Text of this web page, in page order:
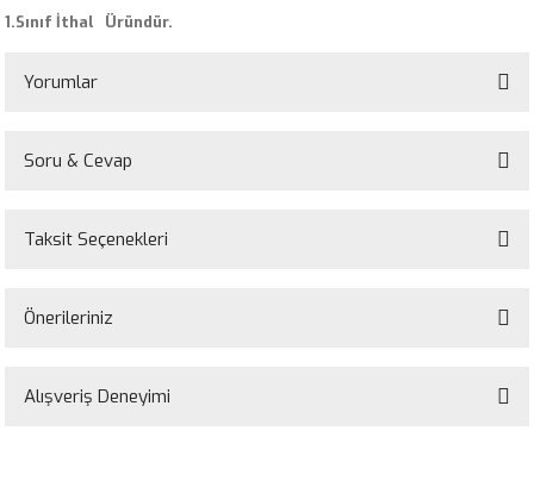
1.Sınıf İthal Üründür.
Yorumlar
Soru & Cevap
Ürün hakkında henüz soru sorulmamış.
Taksit Seçenekleri
Önerileriniz
yetersiz gördüğünüz noktaları öneri formunu kullanarak tarafımıza
Alışveriş Deneyimi